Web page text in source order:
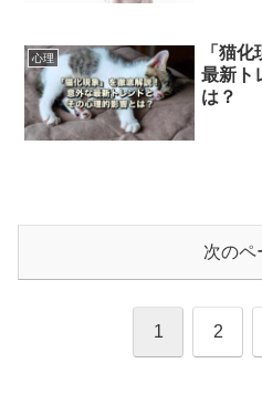
心理
「猫
最新ト
は？
次のペ
1 2